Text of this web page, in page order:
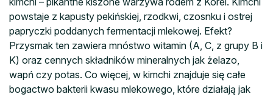
powstaje z kapusty pekińskiej, rzodkwi, czosnku i ostrej
papryczki poddanych fermentacji mlekowej. Efekt?
Przysmak ten zawiera mnóstwo witamin (A, C, z grupy B i
K) oraz cennych składników mineralnych jak żelazo,
wapń czy potas. Co więcej, w kimchi znajduje się całe
bogactwo bakterii kwasu mlekowego, które działają jak